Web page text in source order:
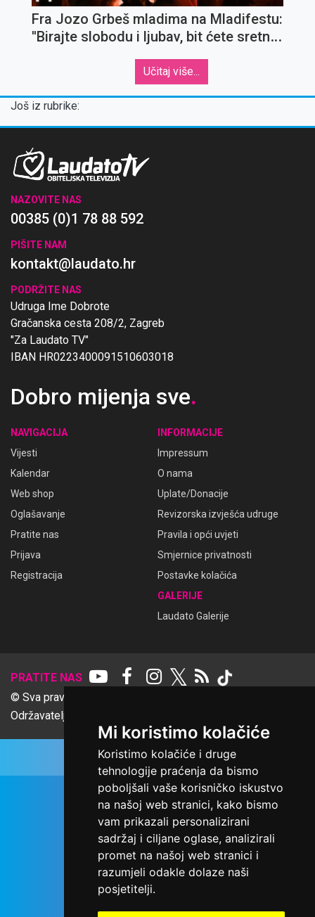
Mi koristimo kolačiće
Koristimo kolačiće i druge
tehnologije praćenja da bismo
poboljšali vaše korisničko iskustvo
na našoj web stranici, kako bismo
vam prikazali personalizirani
sadržaj i ciljane oglase, analizirali
promet na našoj web stranici i
razumjeli odakle dolaze naši
posjetitelji.
Fra Jozo Grbeš mladima na Mladifestu:
''Birajte slobodu i ljubav, bit ćete sretni
Učitaj više...
Još iz rubrike:
NAZOVITE NAS
00385 (0)1 78 88 592
PIŠITE NAM
kontakt@laudato.hr
PODRŽITE NAS
Udruga Ime Dobrote
Gračanska cesta 208/2, Zagreb
"Za Laudato TV"
IBAN HR0223400091510603018
Dobro mijenja sve.
NAVIGACIJA
Vijesti
Kalendar
Web shop
Oglašavanje
Pratite nas
Prijava
Registracija
INFORMACIJE
Impressum
O nama
Uplate/Donacije
Revizorska izvješća udruge
Pravila i opći uvjeti
Smjernice privatnosti
Postavke kolačića
GALERIJE
Laudato Galerije
PRATITE NAS 𝕏
© Sva prava pridržana Udruga Ime dobrote
Održavatelj Netcom d.o.o., Riva 6, Rijeka